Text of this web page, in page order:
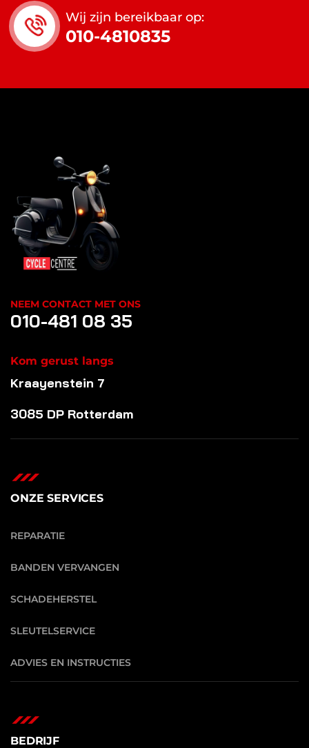
Wij zijn bereikbaar op:
010-4810835
NEEM CONTACT MET ONS
010-481 08 35
Kom gerust langs
Kraayenstein 7
3085 DP Rotterdam
ONZE SERVICES
REPARATIE
BANDEN VERVANGEN
SCHADEHERSTEL
SLEUTELSERVICE
ADVIES EN INSTRUCTIES
BEDRIJF